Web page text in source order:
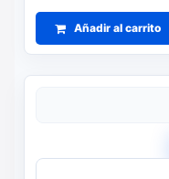
Añadir al carrito